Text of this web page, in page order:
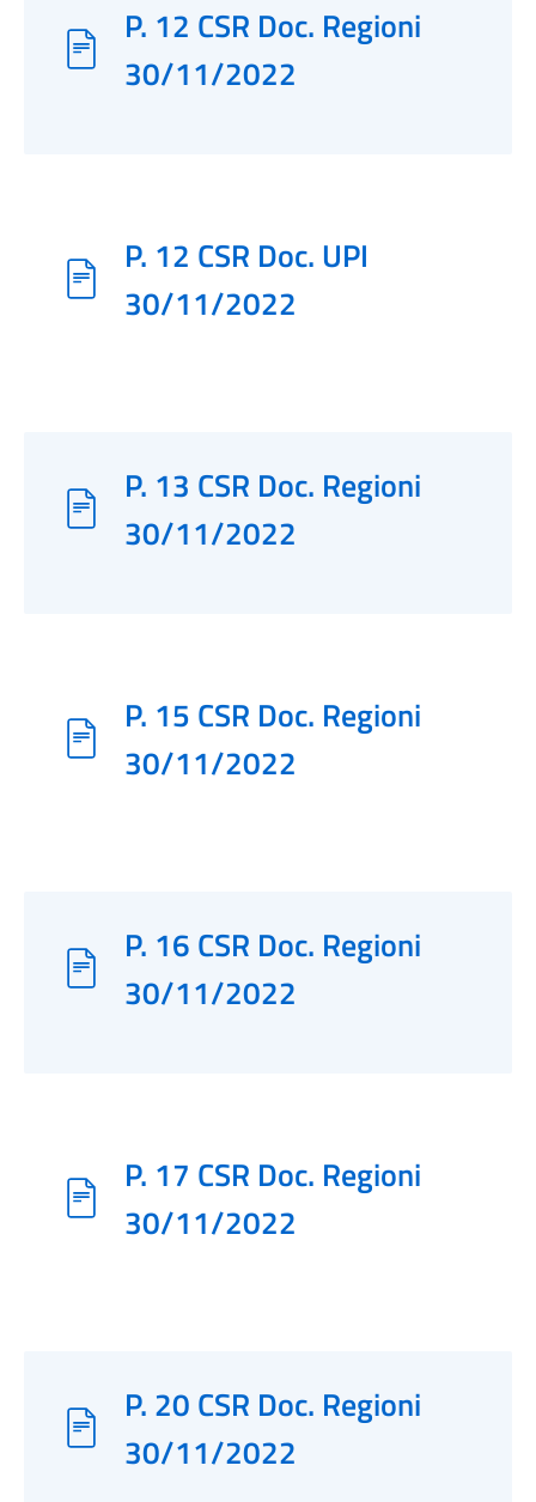
P. 12 CSR Doc. Regioni
30/11/2022
P. 12 CSR Doc. UPI
30/11/2022
P. 13 CSR Doc. Regioni
30/11/2022
P. 15 CSR Doc. Regioni
30/11/2022
P. 16 CSR Doc. Regioni
30/11/2022
P. 17 CSR Doc. Regioni
30/11/2022
P. 20 CSR Doc. Regioni
30/11/2022